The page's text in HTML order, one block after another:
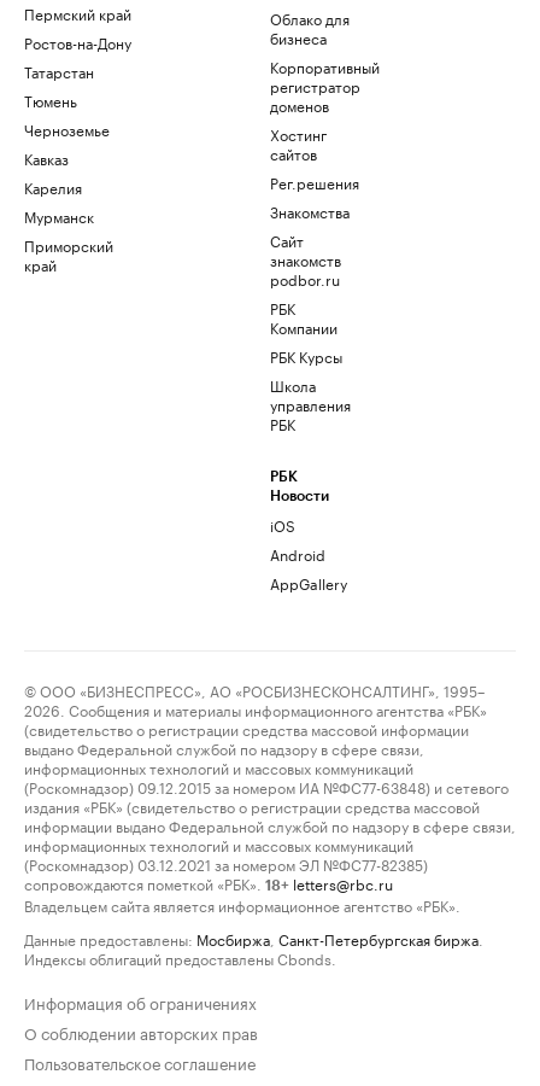
Пермский край
Ростов-на-Дону
Татарстан
Тюмень
Черноземье
Кавказ
Карелия
Мурманск
Приморский
край
Облако для
бизнеса
Корпоративный
регистратор
доменов
Хостинг
сайтов
Рег.решения
Знакомства
Сайт
знакомств
podbor.ru
РБК
Компании
РБК Курсы
Школа
управления
РБК
РБК
Новости
iOS
Android
AppGallery
© ООО «БИЗНЕСПРЕСС», АО «РОСБИЗНЕСКОНСАЛТИНГ», 1995–
2026. Сообщения и материалы информационного агентства «РБК»
(свидетельство о регистрации средства массовой информации
выдано Федеральной службой по надзору в сфере связи,
информационных технологий и массовых коммуникаций
(Роскомнадзор) 09.12.2015 за номером ИА №ФС77-63848) и сетевого
издания «РБК» (свидетельство о регистрации средства массовой
информации выдано Федеральной службой по надзору в сфере связи,
информационных технологий и массовых коммуникаций
(Роскомнадзор) 03.12.2021 за номером ЭЛ №ФС77-82385)
сопровождаются пометкой «РБК».
18+ letters@rbc.ru
Владельцем сайта является информационное агентство «РБК».
Данные предоставлены: Мосбиржа Санкт-Петербургская биржа
Индексы облигаций предоставлены Cbonds.
Информация об ограничениях
О соблюдении авторских прав
Пользовательское соглашение